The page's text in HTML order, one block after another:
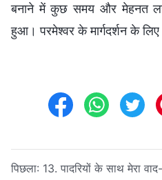
बनाने में कुछ समय और मेहनत
हुआ। परमेश्वर के मार्गदर्शन के लिए
पिछला: 13. पादरियों के साथ मेरा वाद-